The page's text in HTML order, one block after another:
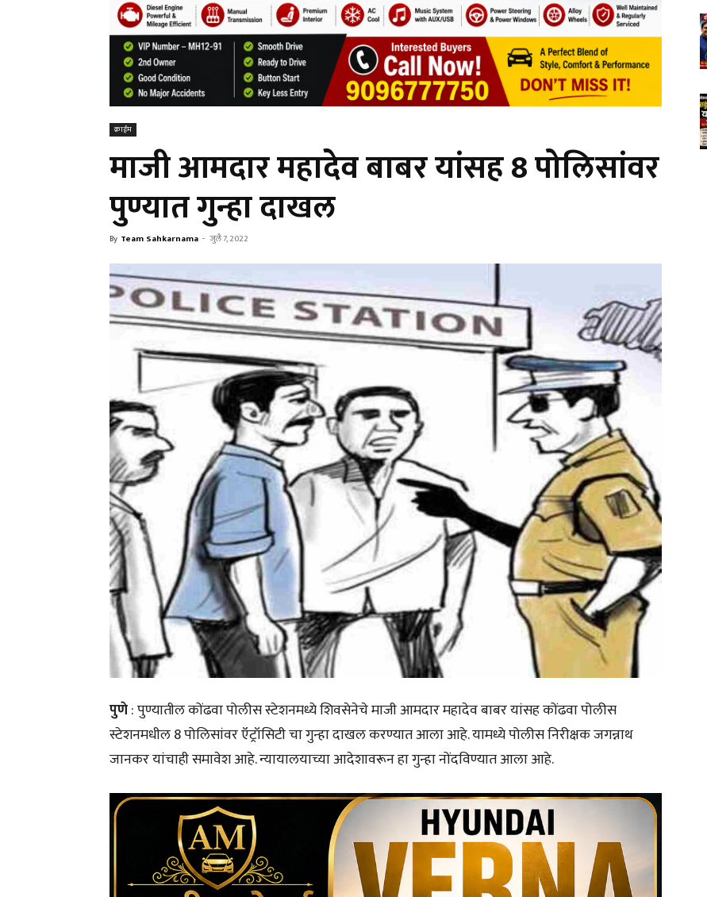
क्राईम
माजी आमदार महादेव बाबर यांसह 8 पोलिसांवर
पुण्यात गुन्हा दाखल
By Team Sahkarnama - जुलै 7, 2022
पुणे: पुण्यातील कोंढवा पोलीस स्टेशनमध्ये शिवसेनेचे माजी आमदार महादेव बाबर यांसह कोंढवा पोलीस
स्टेशनमधील 8 पोलिसांवर ऍट्रॉसिटी चा गुन्हा दाखल करण्यात आला आहे. यामध्ये पोलीस निरीक्षक जगन्नाथ
जानकर यांचाही समावेश आहे. न्यायालयाच्या आदेशावरून हा गुन्हा नोंदविण्यात आला आहे.